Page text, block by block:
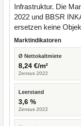
Infrastruktur. Die
2022 und BBSR
ersetzen keine
Marktindikatoren
Ø Nettokaltmiete
8,24 €/m²
Zensus 2022
Leerstand
3,6 %
Zensus 2022